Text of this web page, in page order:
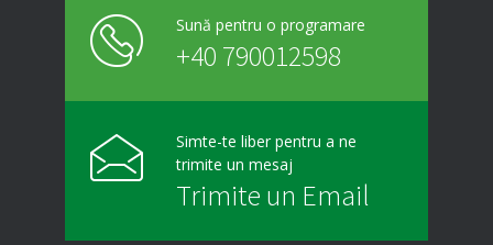
Sună pentru o programare
+40 790012598
Simte-te liber pentru a ne
trimite un mesaj
Trimite un Email